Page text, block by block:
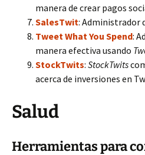
manera de crear pagos
SalesTwit: Administrador
Tweet What You Spend:
manera efectiva usando
StockTwits: StockTwits
acerca de inversiones en
Salud
Herramientas para